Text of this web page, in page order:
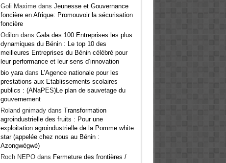
Goli Maximedans Jeunesse et Gouvernance
foncière en Afrique: Promouvoir la sécurisation
foncière
Odilondans Gala des 100 Entreprises les plus
dynamiques du Bénin : Le top 10 des
meilleures Entreprises du Bénin célébré pour
leur performance et leur sens d’innovation
bio yaradans L’Agence nationale pour les
prestations aux Etablissements scolaires
publics : (ANaPES)Le plan de sauvetage du
gouvernement
Roland gnimadydans Transformation
agroindustrielle des fruits : Pour une
exploitation agroindustrielle de la Pomme white
star (appelée chez nous au Bénin :
Azongwégwé)
Roch NEPOdans Fermeture des frontières /